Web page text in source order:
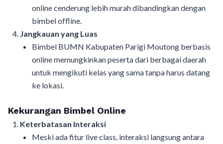
online cenderung lebih murah dibandingkan dengan
bimbel offline.
Jangkauan yang Luas
Bimbel BUMN Kabupaten Parigi Moutong berbasis
online memungkinkan peserta dari berbagai daerah
untuk mengikuti kelas yang sama tanpa harus datang
ke lokasi.
Kekurangan Bimbel Online
Keterbatasan Interaksi
Meski ada fitur live class, interaksi langsung antara